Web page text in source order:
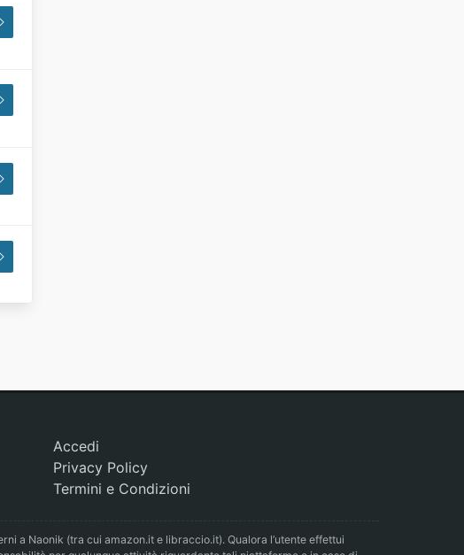
Accedi
Privacy Policy
Termini e Condizioni